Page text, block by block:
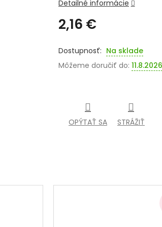
2,16 €
cena:
Na sklade
Môžeme doručiť do: 11.8.2026
Detailné informácie
OPÝTAŤ SA STRÁŽIŤ